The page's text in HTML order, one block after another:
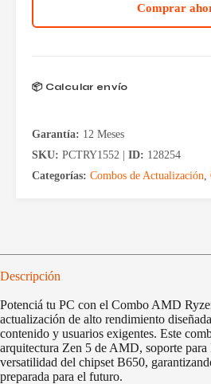
B650
cantidad
Comprar
📦 Calcular envío
Garantía: 12 Meses
SKU: PCTRY1552 | ID: 128254
Categorías: Combos de Actualización
Descripción
Potenciá tu PC con el Combo AMD
actualización de alto rendimiento
contenido y usuarios exigentes. Este
arquitectura Zen 5 de AMD, soporte
versatilidad del chipset B650,
preparada para el futuro.